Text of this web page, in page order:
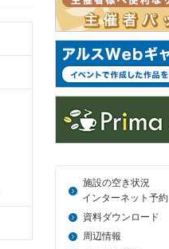
施設の空き状況
＿_ インターネット予約
資料ダウンロード
周辺情報